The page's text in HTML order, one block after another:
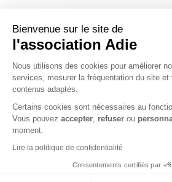
Bienvenue sur le site de
l'association Adie
Nous utilisons des cookies pour améliorer
services, mesurer la fréquentation du site et
contenus adaptés.
Certains cookies sont nécessaires au
Vous pouvez accepter refuser ou
moment.
Lire la politique de confidentialité
Consentements certifiés par
Axeptio consent